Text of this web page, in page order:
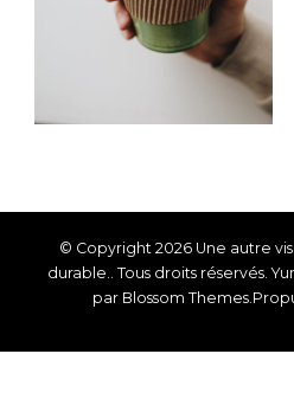
© Copyright 2026 Une autre
durable.
. Tous droits réservés.
par Blossom Themes